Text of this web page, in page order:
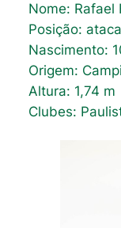
Nome: Rafael
Posição:
Nascimento:
Origem:
Altura: 1,74 m
Clubes: